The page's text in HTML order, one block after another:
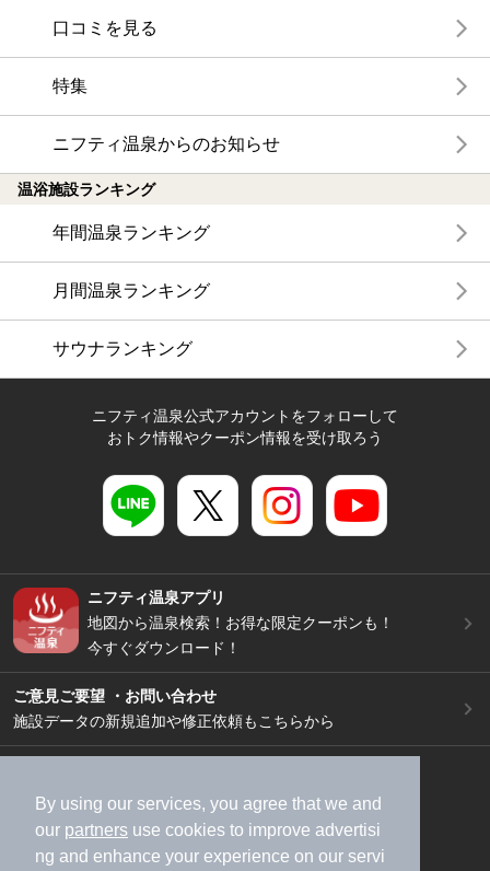
By using our services, you agree that we and
our partners use cookies to improve advertisi
ng and enhance your experience on our servi
口コミを見る
特集
ニフティ温泉からのお知らせ
温浴施設ランキング
年間温泉ランキング
月間温泉ランキング
サウナランキング
ニフティ温泉公式アカウントをフォローして
おトク情報やクーポン情報を受け取ろう
ニフティ温泉アプリ
地図から温泉検索！お得な限定クーポンも！
今すぐダウンロード！
ご意見ご要望 ・お問い合わせ
施設データの新規追加や修正依頼もこちらから
加盟店募集（資料請求）
広告出稿のご案内
利用規約
ライフスタイルMEMBERS+規約
特定商取引法に基づく表記
ヘルプ 採用情報